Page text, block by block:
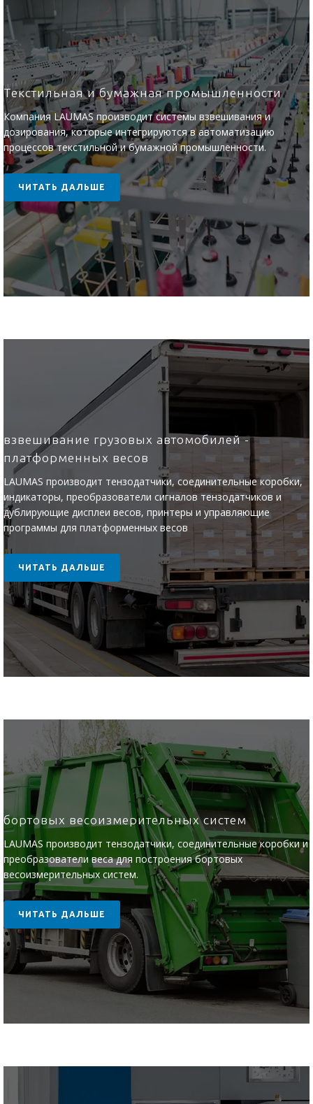
Текстильная и бумажная промышленности
Компания LAUMAS производит системы взвешивания и
дозирования, которые интегрируются в автоматизацию
процессов текстильной и бумажной промышленности.
ЧИТАТЬ ДАЛЬШЕ
взвешивание грузовых автомобилей -
платформенных весов
LAUMAS производит тензодатчики, соединительные коробки,
индикаторы, преобразователи сигналов тензодатчиков и
дублирующие дисплеи весов, принтеры и управляющие
программы для платформенных весов
ЧИТАТЬ ДАЛЬШЕ
бортовых весоизмерительных систем
LAUMAS производит тензодатчики, соединительные коробки и
преобразователи веса для построения бортовых
весоизмерительных систем.
ЧИТАТЬ ДАЛЬШЕ